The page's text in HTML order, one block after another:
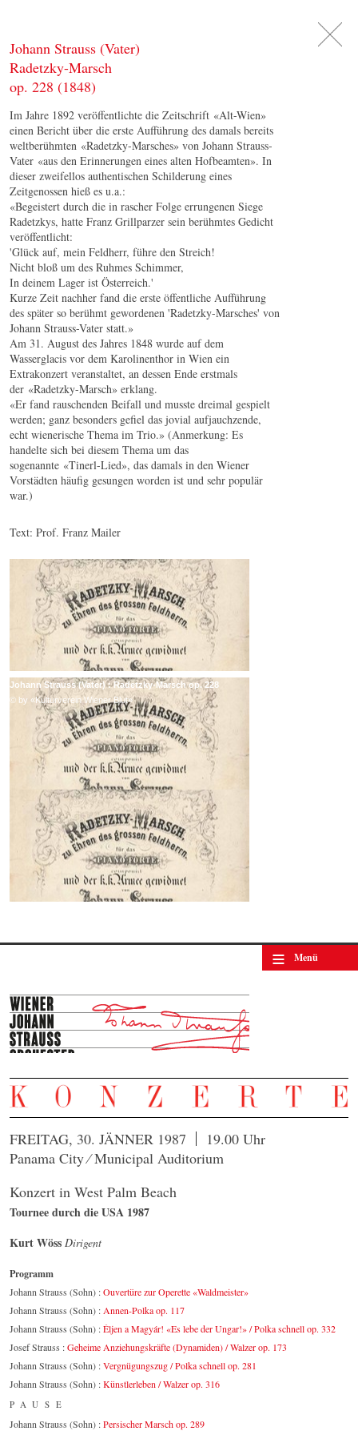
Johann Strauss (Vater)
Radetzky-Marsch
op. 228 (1848)
Im Jahre 1892 veröffentlichte die Zeitschrift «Alt-Wien»
einen Bericht über die erste Aufführung des damals bereits
weltberühmten «Radetzky-Marsches» von Johann Strauss-
Vater «aus den Erinnerungen eines alten Hofbeamten». In
dieser zweifellos authentischen Schilderung eines
Zeitgenossen hieß es u.a.:
«Begeistert durch die in rascher Folge errungenen Siege
Radetzkys, hatte Franz Grillparzer sein berühmtes Gedicht
veröffentlicht:
'Glück auf, mein Feldherr, führe den Streich!
Nicht bloß um des Ruhmes Schimmer,
In deinem Lager ist Österreich.'
Kurze Zeit nachher fand die erste öffentliche Aufführung
des später so berühmt gewordenen 'Radetzky-Marsches' von
Johann Strauss-Vater statt.»
Am 31. August des Jahres 1848 wurde auf dem
Wasserglacis vor dem Karolinenthor in Wien ein
Extrakonzert veranstaltet, an dessen Ende erstmals
der «Radetzky-Marsch» erklang.
«Er fand rauschenden Beifall und musste dreimal gespielt
werden; ganz besonders gefiel das jovial aufjauchzende,
echt wienerische Thema im Trio.» (Anmerkung: Es
handelte sich bei diesem Thema um das
sogenannte «Tinerl-Lied», das damals in den Wiener
Vorstädten häufig gesungen worden ist und sehr populär
war.)
Text: Prof. Franz Mailer
Johann Strauss (Vater) : Radetzky-Marsch op. 228
© by «Kulturverein Wiener Blut»
≡ Menü
FREITAG, 30. JÄNNER 1987
19.00 Uhr
Panama City ⁄ Municipal Auditorium
Konzert in West Palm Beach
Tournee durch die USA 1987
Kurt Wöss Dirigent
Programm
Johann Strauss (Sohn) :Ouvertüre zur Operette «Waldmeister»
Johann Strauss (Sohn) : Annen-Polka op. 117
Johann Strauss (Sohn) :Éljen a Magyár! «Es lebe der Ungar!» / Polka schnell op. 332
Josef Strauss :Geheime Anziehungskräfte (Dynamiden) / Walzer op. 173
Johann Strauss (Sohn) :Vergnügungszug / Polka schnell op. 281
Johann Strauss (Sohn) :Künstlerleben / Walzer op. 316
PAUSE
Johann Strauss (Sohn) :Persischer Marsch op. 289